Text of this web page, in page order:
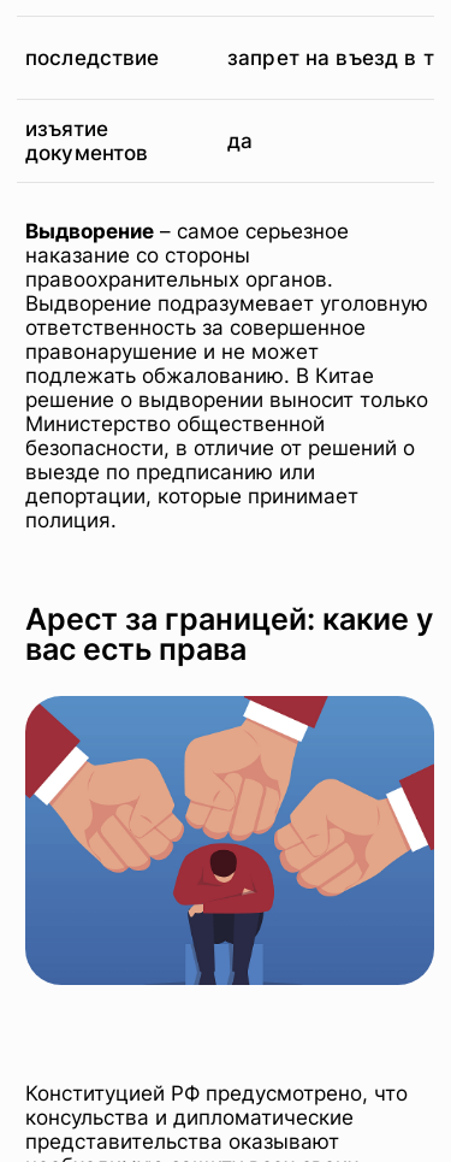
последствие запрет на въезд в
изъятие
документов
да
Выдворение – самое серьезное
наказание со стороны
правоохранительных органов.
Выдворение подразумевает уголовную
ответственность за совершенное
правонарушение и не может
подлежать обжалованию. В Китае
решение о выдворении выносит только
Министерство общественной
безопасности, в отличие от решений о
выезде по предписанию или
депортации, которые принимает
полиция.
Арест за границей: какие у
вас есть права
Конституцией РФ предусмотрено, что
консульства и дипломатические
представительства оказывают